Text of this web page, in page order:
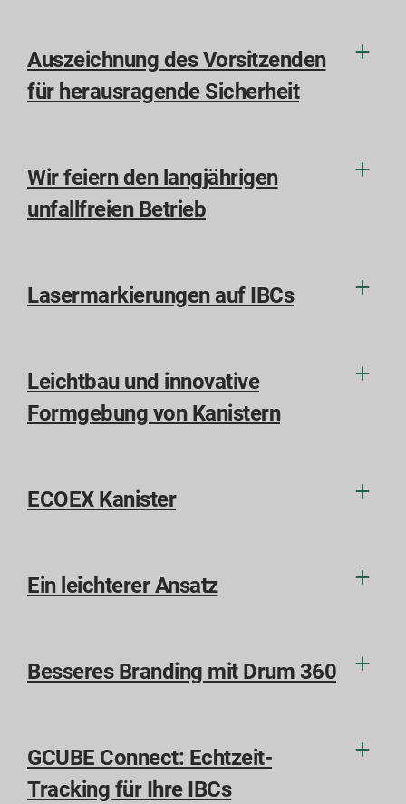
Auszeichnung des Vorsitzenden
für herausragende Sicherheit
Wir feiern den langjährigen
unfallfreien Betrieb
Lasermarkierungen auf IBCs
Leichtbau und innovative
Formgebung von Kanistern
ECOEX Kanister
Ein leichterer Ansatz
Besseres Branding mit Drum 360
GCUBE Connect: Echtzeit-
Tracking für Ihre IBCs